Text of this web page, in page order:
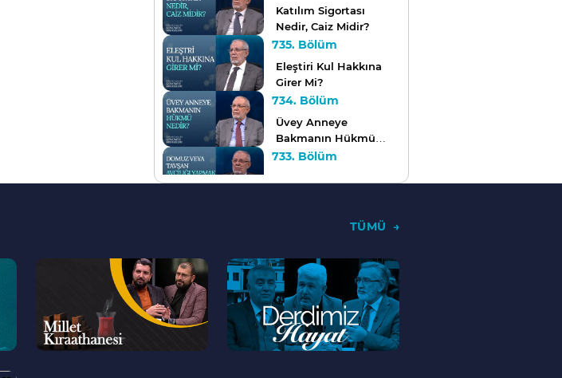
Katılım Sigortası
Nedir, Caiz Midir?
735. Bölüm
Eleştiri Kul Hakkına
Girer Mi?
734. Bölüm
Üvey Anneye
Bakmanın Hükmü
Nedir?
733. Bölüm
Bayram Namazı
731. Bölüm
Fitre Kimlere Verilir,
Kimlere Verilmez?
730. Bölüm
Teravih Kılmak İçin
TÜMÜ
--
>
--
>